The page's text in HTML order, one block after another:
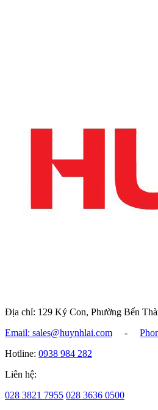
Địa chỉ: 129 Ký Con, Phường Bến
Email: sales@huynhlai.com
-
Hotline: 0938 984 282
Liên hệ:
028 3821 7955 028 3636 0500